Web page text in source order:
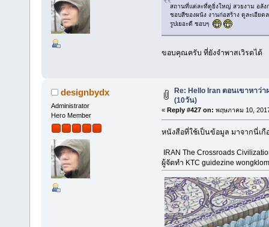
สถานที่แต่ละที่ดูยิ่งใหญ่ สวยงาม อลั
ชอบสีของผนัง งานก่อสร้าง ดูละเอียด
รูปเยอะดี ชอบๆ
ขอบคุณครับ ที่ยังจำพาสเวิรดได้
designbydx
Administrator
Hero Member
Re: Hello Iran ตอนเขาหาว่
(10วัน)
« Reply #427 on: พฤษภาคม 10,
หนังสือที่ใช้เป็นข้อมูล มาจากนี่เ
IRAN The Crossroads
ผู้จัดทำ KTC guidezine